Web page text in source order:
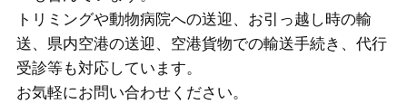
トリミングや動物病院への送迎、お引っ越し時の輸
送、県内空港の送迎、空港貨物での輸送手続き、代行
受診等も対応しています。
お気軽にお問い合わせください。